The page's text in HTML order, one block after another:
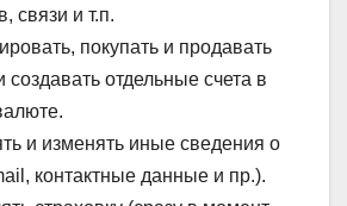
связи и т.п.
покупать и продавать
создавать отдельные счета в
и изменять иные сведения о
контактные данные и пр.).